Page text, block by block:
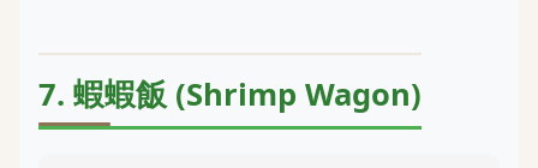
7. 蝦蝦飯 (Shrimp Wagon)